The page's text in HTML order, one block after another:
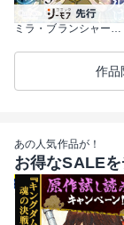
ミラ・ブランシャールは二度救う ～ある日、親友は別人になった～
作品
あの人気作品が！
お得なSALEを